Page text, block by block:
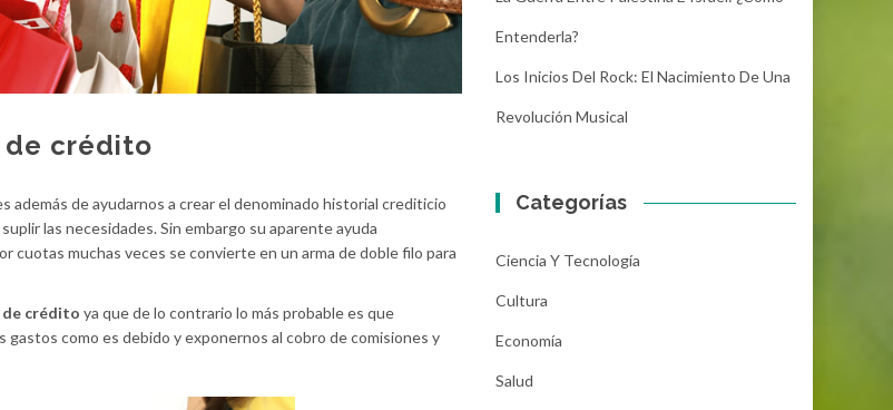
de crédito
además de ayudarnos a crear el denominado historial crediticio
las necesidades. Sin embargo su aparente ayuda
cuotas muchas veces se convierte en un arma de doble filo para
crédito ya que de lo contrario lo más probable es que
como es debido y exponernos al cobro de comisiones y
Entenderla?
Los Inicios Del Rock: El Nacimiento De Una
Revolución Musical
Categorías
Ciencia Y Tecnología
Cultura
Economía
Salud